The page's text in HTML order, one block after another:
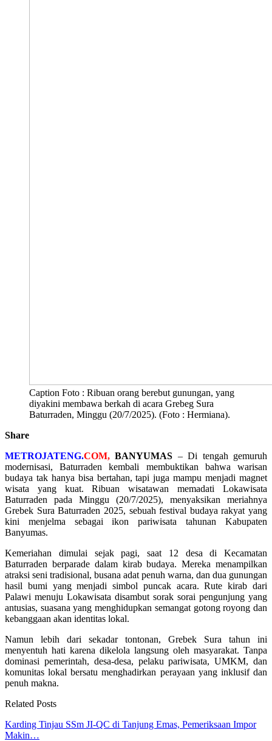
Caption Foto : Ribuan orang berebut gunungan, yang
diyakini membawa berkah di acara Grebeg Sura
Baturraden, Minggu (20/7/2025). (Foto : Hermiana).
Share
METROJATENG.COM, BANYUMAS – Di tengah gemuruh
modernisasi, Baturraden kembali membuktikan bahwa warisan
budaya tak hanya bisa bertahan, tapi juga mampu menjadi magnet
wisata yang kuat. Ribuan wisatawan memadati Lokawisata
Baturraden pada Minggu (20/7/2025), menyaksikan meriahnya
Grebek Sura Baturraden 2025, sebuah festival budaya rakyat yang
kini menjelma sebagai ikon pariwisata tahunan Kabupaten
Banyumas.
Kemeriahan dimulai sejak pagi, saat 12 desa di Kecamatan
Baturraden berparade dalam kirab budaya. Mereka menampilkan
atraksi seni tradisional, busana adat penuh warna, dan dua gunungan
hasil bumi yang menjadi simbol puncak acara. Rute kirab dari
Palawi menuju Lokawisata disambut sorak sorai pengunjung yang
antusias, suasana yang menghidupkan semangat gotong royong dan
kebanggaan akan identitas lokal.
Namun lebih dari sekadar tontonan, Grebek Sura tahun ini
menyentuh hati karena dikelola langsung oleh masyarakat. Tanpa
dominasi pemerintah, desa-desa, pelaku pariwisata, UMKM, dan
komunitas lokal bersatu menghadirkan perayaan yang inklusif dan
penuh makna.
Related Posts
Karding Tinjau SSm JI-QC di Tanjung Emas, Pemeriksaan Impor
Makin…